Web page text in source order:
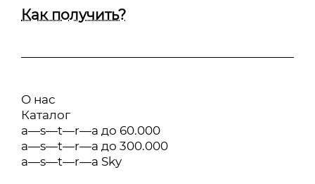
Как получить?
О нас
Каталог
a—s—t—r—a до 60.000
a—s—t—r—a до 300.000
a—s—t—r—a Sky